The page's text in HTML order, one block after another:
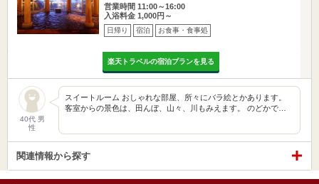
営業時間 11:00～16:00
入浴料金 1,000円～
日帰り 宿泊 お食事・食事処
楽天トラベルの宿泊プランを見る
40代 男
性
スイートルーム おしゃれな部屋、所々にバラ絵とかあります。
客室からの景色は、田んぼ、山々、川もみえます。 のどかで…
関連情報から探す